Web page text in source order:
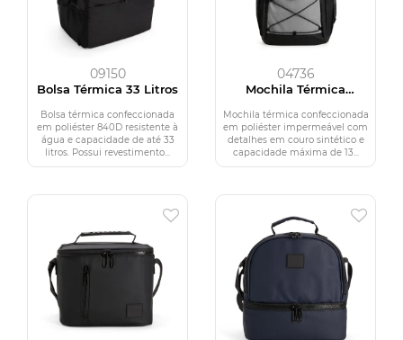
09150
Bolsa Térmica 33 Litros
Bolsa térmica confeccionada
em poliéster 840D resistente à
água e capacidade de até 33
litros. Possui revestimento...
04736
Mochila Térmica
Mochila térmica confeccionada
em poliéster impermeável com
detalhes em couro sintético e
capacidade máxima de 13...